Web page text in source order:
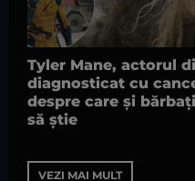
Tyler Mane, actorul
diagnosticat cu
despre care și
să știe
VEZI MAI MULT